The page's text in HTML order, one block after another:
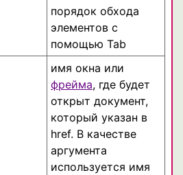
порядок обхода
элементов с
помощью Tab
имя окна или
фрейма, где будет
открыт документ,
который указан в
href. В качестве
аргумента
используется имя